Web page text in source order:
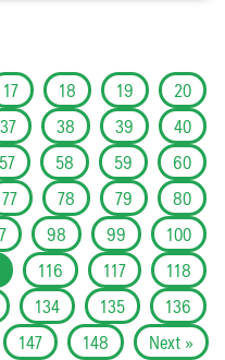
17 18 19
20
37 38 39
40
57 58 59
60
77 78 79
80
98 99
100
116 117
118
134 135
136
147 148 Next »